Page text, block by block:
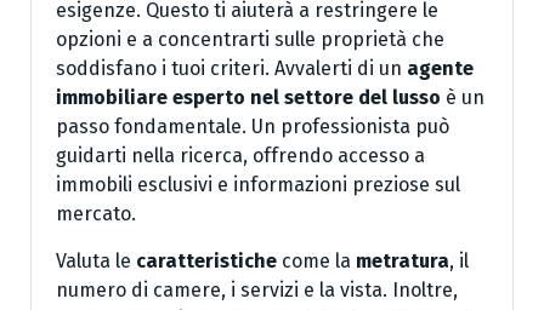
esigenze. Questo ti aiuterà a restringere le
opzioni e a concentrarti sulle proprietà che
soddisfano i tuoi criteri. Avvalerti di un agente
immobiliare esperto nel settore del lusso è un
passo fondamentale. Un professionista può
guidarti nella ricerca, offrendo accesso a
immobili esclusivi e informazioni preziose sul
mercato.
Valuta le caratteristiche come la metratura, il
numero di camere, i servizi e la vista. Inoltre,